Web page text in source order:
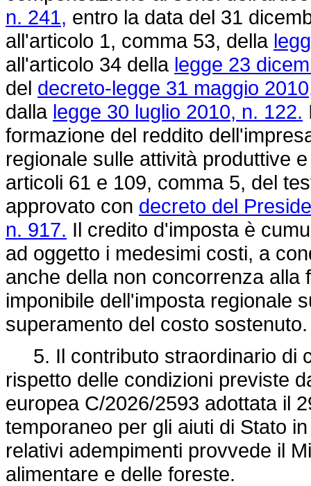
n. 241, entro la data del 31
all'articolo 1, comma 53, della
all'articolo 34 della legge 23
del decreto-legge 31 maggio
dalla legge 30 luglio 2010, n. 122.
formazione del reddito
regionale sulle attività produttive
articoli 61 e 109, comma 5, del
approvato con decreto del
n. 917. Il credito d'imposta è
ad oggetto i medesimi costi, a
anche della non concorrenza alla
imponibile dell'imposta regionale
superamento del costo sostenuto.
5. Il contributo straordinario di
rispetto delle condizioni previste
europea C/2026/2593 adottata il
temporaneo per gli aiuti di Stato
relativi adempimenti provvede il
alimentare e delle foreste.